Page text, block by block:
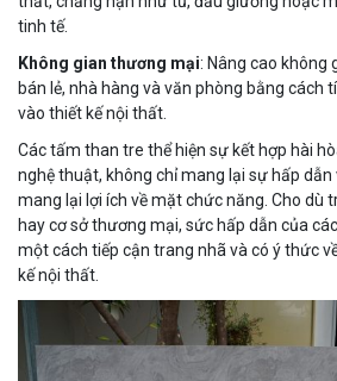
tinh tế.
Không gian thương mại: Nâng cao không
bán lẻ, nhà hàng và văn phòng bằng cách
vào thiết kế nội thất.
Các tấm than tre thể hiện sự kết hợp hài
nghệ thuật, không chỉ mang lại sự hấp
mang lại lợi ích về mặt chức năng. Cho dù
hay cơ sở thương mại, sức hấp dẫn của
một cách tiếp cận trang nhã và có ý thức
kế nội thất.